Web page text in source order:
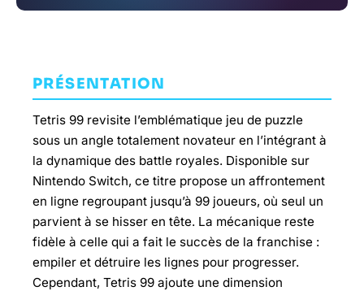
PRÉSENTATION
Tetris 99 revisite l’emblématique jeu de puzzle
sous un angle totalement novateur en l’intégrant à
la dynamique des battle royales. Disponible sur
Nintendo Switch, ce titre propose un affrontement
en ligne regroupant jusqu’à 99 joueurs, où seul un
parvient à se hisser en tête. La mécanique reste
fidèle à celle qui a fait le succès de la franchise :
empiler et détruire les lignes pour progresser.
Cependant, Tetris 99 ajoute une dimension